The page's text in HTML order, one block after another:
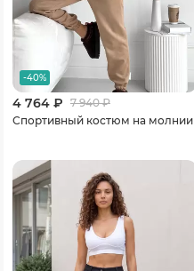
-40%
4 764 ₽ 7 940₽
Спортивный костюм на молнии